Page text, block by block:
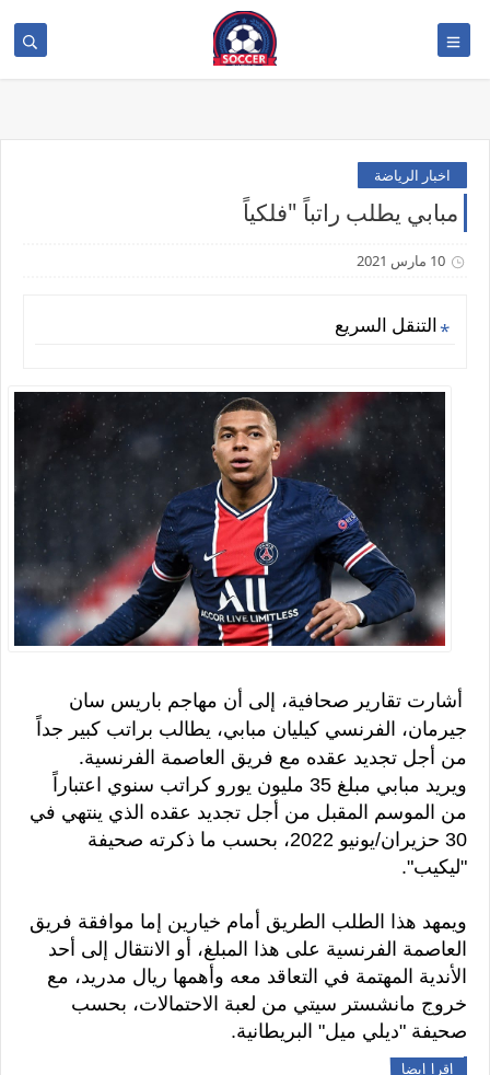
اخبار الرياضة
مبابي يطلب راتباً "فلكياً
10 مارس 2021
التنقل السريع
أشارت تقارير صحافية، إلى أن مهاجم باريس سان
جيرمان، الفرنسي كيليان مبابي، يطالب براتب كبير جداً
من أجل تجديد عقده مع فريق العاصمة الفرنسية.
ويريد مبابي مبلغ 35 مليون يورو كراتب سنوي اعتباراً
من الموسم المقبل من أجل تجديد عقده الذي ينتهي في
30 حزيران/يونيو 2022، بحسب ما ذكرته صحيفة
"ليكيب".
ويمهد هذا الطلب الطريق أمام خيارين إما موافقة فريق
العاصمة الفرنسية على هذا المبلغ، أو الانتقال إلى أحد
الأندية المهتمة في التعاقد معه وأهمها ريال مدريد، مع
خروج مانشستر سيتي من لعبة الاحتمالات، بحسب
صحيفة "ديلي ميل" البريطانية.
اقرا ايضا